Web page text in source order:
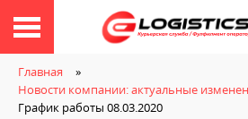
Главная
Новости компании: актуальные
График работы 08.03.2020